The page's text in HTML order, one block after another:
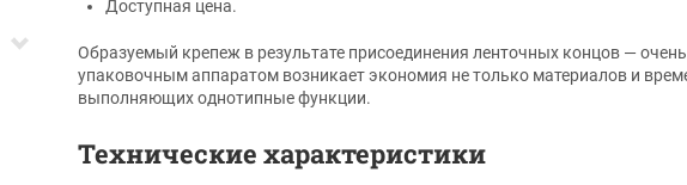
Доступная цена.
Образуемый крепеж в результате присоединения ленточных концов —
упаковочным аппаратом возникает экономия не только материалов и
выполняющих однотипные функции.
Технические характеристики